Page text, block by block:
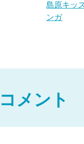
島原キッ
ンガ
メント